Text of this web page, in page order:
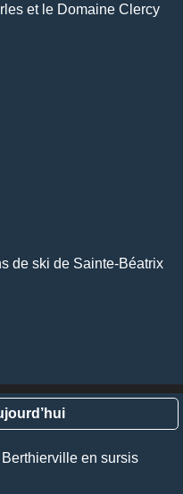
et le Domaine Clercy
de ski de Sainte-Béatrix
en sursis